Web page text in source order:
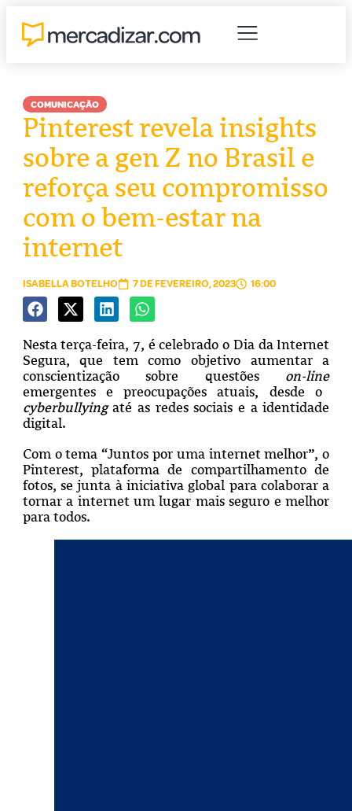
COMUNICAÇÃO
Pinterest revela insights
sobre a gen Z no Brasil e
reforça seu compromisso
com o bem-estar na
internet
ISABELLA BOTELHO 7 DE FEVEREIRO, 2023 16:00
Nesta terça-feira, 7, é celebrado o Dia da Internet
Segura, que tem como objetivo aumentar a
conscientização sobre questões on-line
emergentes e preocupações atuais, desde o
cyberbullyingaté as redes sociais e a identidade
digital.
Com o tema “Juntos por uma internet melhor”, o
Pinterest, plataforma de compartilhamento de
fotos, se junta à iniciativa global para colaborar a
tornar a internet um lugar mais seguro e melhor
para todos.